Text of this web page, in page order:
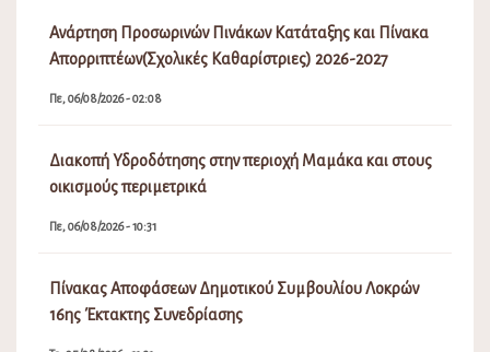
Ανάρτηση Προσωρινών Πινάκων Κατάταξης και Πίνακα
Απορριπτέων(Σχολικές Καθαρίστριες) 2026-2027
Πε, 06/08/2026 - 02:08
Διακοπή Υδροδότησης στην περιοχή Μαμάκα και στους
οικισμούς περιμετρικά
Πε, 06/08/2026 - 10:31
Πίνακας Αποφάσεων Δημοτικού Συμβουλίου Λοκρών
16ης Έκτακτης Συνεδρίασης